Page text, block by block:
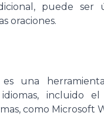
puede
oraciones.
es una
incluido
como Microsoft